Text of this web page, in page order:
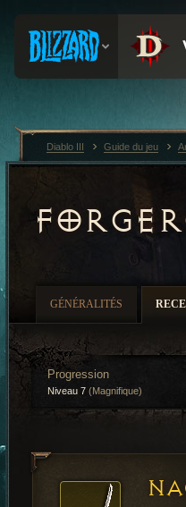
GÉNÉRALITÉS
Progression
Niveau 7 (Magnifique)
Diablo III Guide du jeu